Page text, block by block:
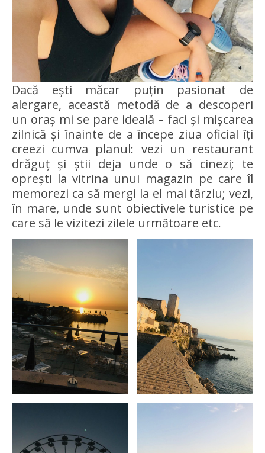
Dacă ești măcar puțin pasionat de
alergare, această metodă de a descoperi
un oraș mi se pare ideală – faci și mișcarea
zilnică și înainte de a începe ziua oficial îți
creezi cumva planul: vezi un restaurant
drăguț și știi deja unde o să cinezi; te
oprești la vitrina unui magazin pe care îl
memorezi ca să mergi la el mai târziu; vezi,
în mare, unde sunt obiectivele turistice pe
care să le vizitezi zilele următoare etc.